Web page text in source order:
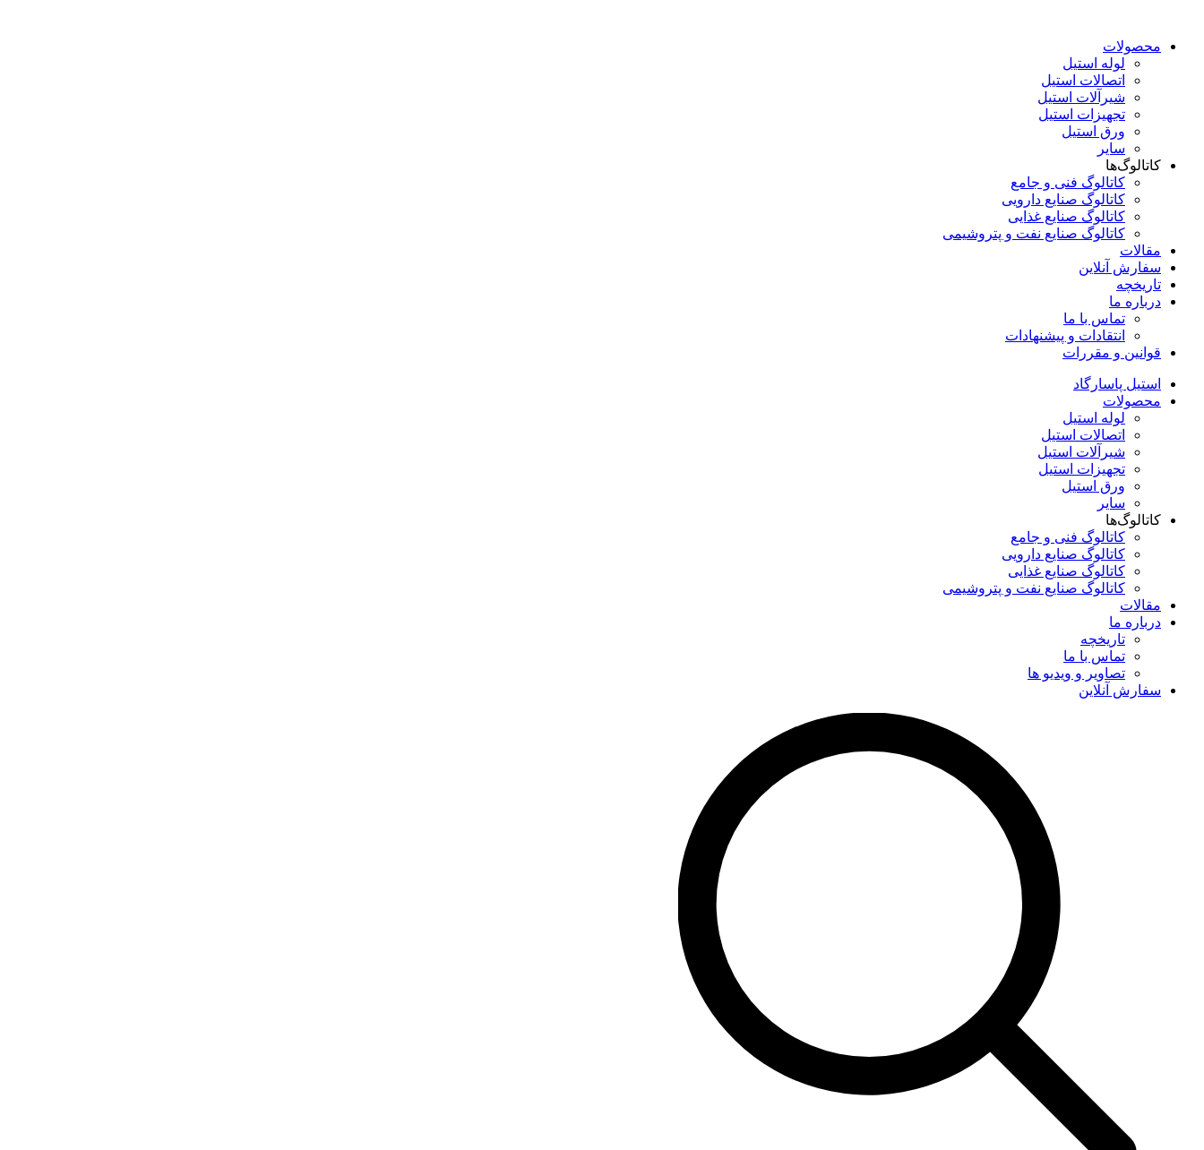
محصولات
لوله استیل
اتصالات استیل
شیرآلات استیل
تجهیزات استیل
ورق استیل
سایر
کاتالوگ‌ها
کاتالوگ فنی و جامع
کاتالوگ صنایع دارویی
کاتالوگ صنایع غذایی
کاتالوگ صنایع نفت و پتروشیمی
مقالات
سفارش آنلاین
تاریخچه
درباره ما
تماس با ما
انتقادات و پیشنهادات
قوانین و مقررات
استیل پاسارگاد
محصولات
لوله استیل
اتصالات استیل
شیرآلات استیل
تجهیزات استیل
ورق استیل
سایر
کاتالوگ‌ها
کاتالوگ فنی و جامع
کاتالوگ صنایع دارویی
کاتالوگ صنایع غذایی
کاتالوگ صنایع نفت و پتروشیمی
مقالات
درباره ما
تاریخچه
تماس با ما
تصاویر و ویدیو ها
سفارش آنلاین